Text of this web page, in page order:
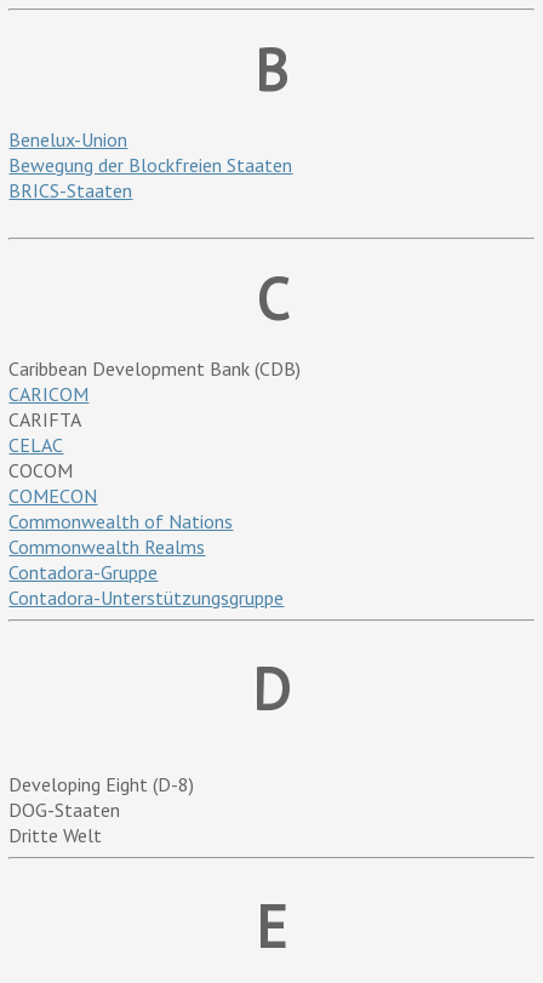
B
Benelux-Union
Bewegung der Blockfreien Staaten
BRICS-Staaten
C
Caribbean Development Bank (CDB)
CARICOM
CARIFTA
CELAC
COCOM
COMECON
Commonwealth of Nations
Commonwealth Realms
Contadora-Gruppe
Contadora-Unterstützungsgruppe
D
Developing Eight (D-8)
DOG-Staaten
Dritte Welt
E